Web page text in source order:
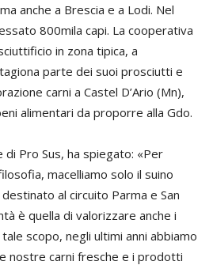
anche a Brescia e a Lodi. Nel
800mila capi. La cooperativa
in zona tipica, a
parte dei suoi prosciutti e
carni a Castel D’Ario (Mn),
alimentari da proporre alla Gdo.
Pro Sus, ha spiegato: «Per
macelliamo solo il suino
al circuito Parma e San
è quella di valorizzare anche i
scopo, negli ultimi anni abbiamo
nostre carni fresche e i prodotti